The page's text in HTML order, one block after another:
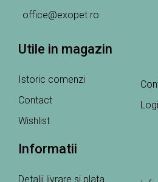
office@exopet.ro
Utile in magazin
Istoric comenzi
Contact
Wishlist
Informatii
Detalii livrare si plata